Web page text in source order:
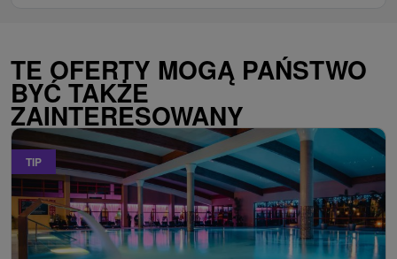
TE OFERTY MOGĄ PAŃSTWO
BYĆ TAKŻE
ZAINTERESOWANY
TIP